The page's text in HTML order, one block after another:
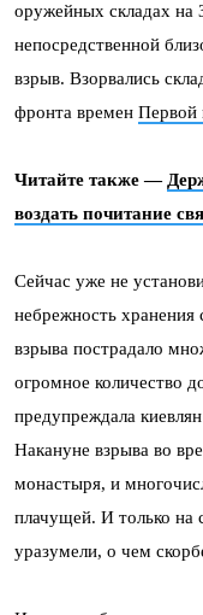
оружейных складах на
непосредственной
взрыв. Взорвались
фронта времен Первой
Читайте также —
воздать почитание
Сейчас уже не
небрежность
взрыва пострадало
огромное количество
предупреждала
Накануне взрыва во
монастыря, и
плачущей. И только на
уразумели, о чем